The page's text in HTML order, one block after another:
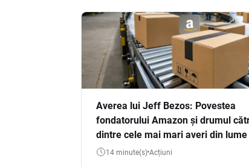
Averea lui Jeff Bezos: Povestea
fondatorului Amazon și drumul
dintre cele mai mari averi din lume
14 minute(s) Acțiuni